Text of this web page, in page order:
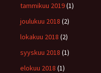
tammikuu 2019(1)
joulukuu 2018 (2)
lokakuu 2018 (2)
syyskuu 2018 (1)
elokuu 2018 (1)